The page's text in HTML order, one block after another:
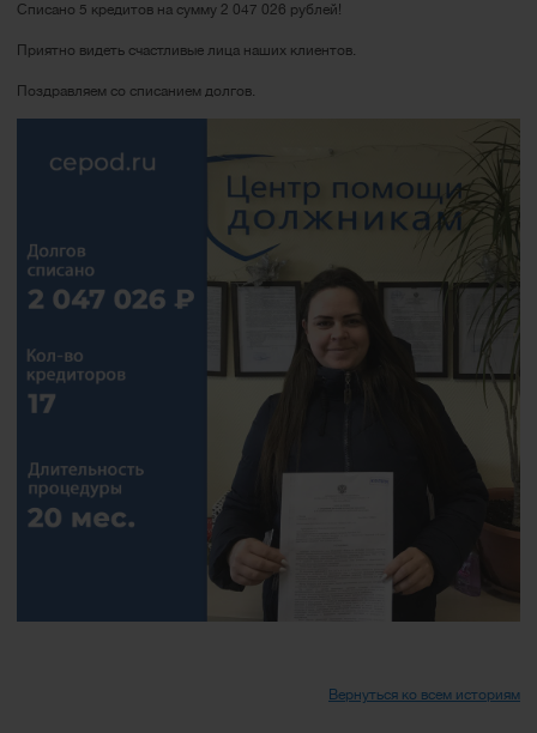
Списано 5 кредитов на сумму 2 047 026 рублей!
Приятно видеть счастливые лица наших клиентов.
Поздравляем со списанием долгов.
Вернуться ко всем историям